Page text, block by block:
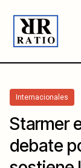
Internacionales
Starmer
debate